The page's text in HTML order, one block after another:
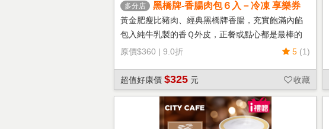
多分店 黑橋牌-香腸肉包６入－冷凍 享樂券
黃金肥瘦比豬肉、經典黑橋牌香腸，充實飽滿內餡
包入純牛乳製的香Ｑ外皮，正餐或點心都是最棒的
選擇！
原價$360 | 9.0折 5 (1)
超值好康價 $325 元 收藏